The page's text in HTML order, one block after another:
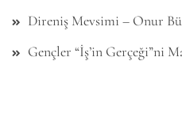
Direniş Mevsimi – Onur
Gençler “İş’in Gerçeği”ni